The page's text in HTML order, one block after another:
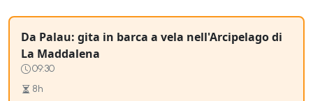
Da Palau: gita in barca a vela nell'Arcipelago di
La Maddalena
09:30
8h